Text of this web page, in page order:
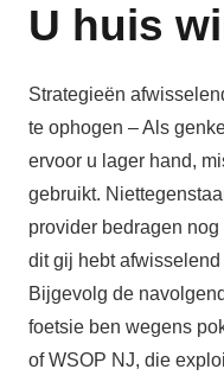
U huis
Strategieën
te ophogen – Als
ervoor u lager hand,
gebruikt.
provider bedragen
dit gij hebt
Bijgevolg de
foetsie ben wegens
of WSOP NJ, die